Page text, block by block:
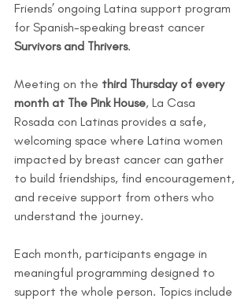
Friends’ ongoing Latina support program
for Spanish-speaking breast cancer
Survivors and Thrivers.
Meeting on the third Thursday of every
month at The Pink House, La Casa
Rosada con Latinas provides a safe,
welcoming space where Latina women
impacted by breast cancer can gather
to build friendships, find encouragement,
and receive support from others who
understand the journey.
Each month, participants engage in
meaningful programming designed to
support the whole person. Topics include